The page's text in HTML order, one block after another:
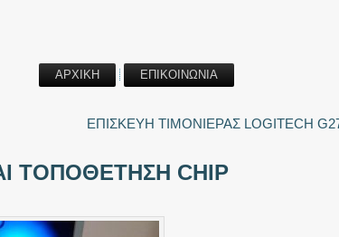
ΑΡΧΙΚΗ ΕΠΙΚΟΙΝΩΝΙΑ
ΕΠΙΣΚΕΥΗ ΤΙΜΟΝΙΕΡΑΣ LOGITECH
ΤΟΠΟΘΕΤΗΣΗ CHIP